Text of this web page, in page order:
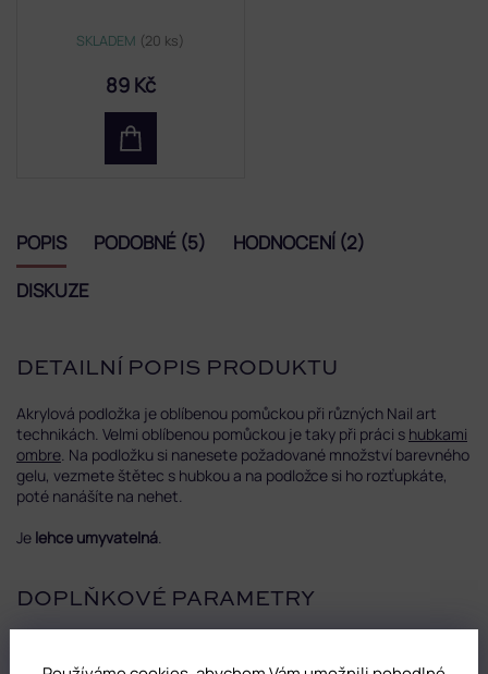
SKLADEM (20 ks)
89 Kč
POPIS PODOBNÉ (5)
HODNOCENÍ (2)
DISKUZE
DETAILNÍ POPIS PRODUKTU
Akrylová podložka je oblíbenou pomůckou při různých Nail art
technikách. Velmi oblíbenou pomůckou je taky při práci s hubkami
ombre . Na podložku si nanesete požadované množství barevného
gelu, vezmete štětec s hubkou a na podložce si ho rozťupkáte,
poté nanášíte na nehet.
Je lehce umyvatelná
DOPLŇKOVÉ PARAMETRY